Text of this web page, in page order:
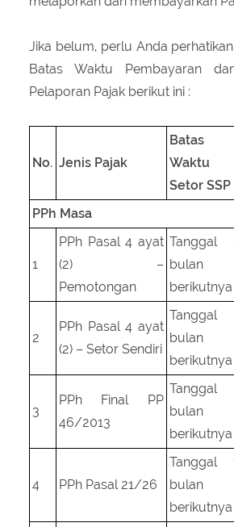
Infografis Pengampunan Pajak
Q & A Pajak
Kontak Kami
Sitemap
Jika belum, perlu Anda
Batas Waktu Pembayaran
Pelaporan Pajak berikut ini :
No. Jenis Pajak
Batas
Waktu
Setor SSP
PPh Masa
1
PPh Pasal 4 ayat
(2) –
Pemotongan
Tanggal
bulan
berikutnya
2
PPh Pasal 4 ayat
(2) – Setor Sendiri
Tanggal
bulan
berikutnya
3
PPh Final PP
46/2013
Tanggal
bulan
berikutnya
4 PPh Pasal 21/26
Tanggal
bulan
berikutnya